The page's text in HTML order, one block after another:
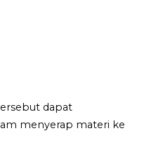
dapat
menyerap materi ke